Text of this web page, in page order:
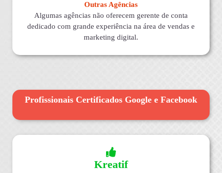
Outras Agências
Algumas agências não oferecem gerente de conta
dedicado com grande experiência na área de vendas e
marketing digital.
Profissionais Certificados Google e Facebook
Kreatif